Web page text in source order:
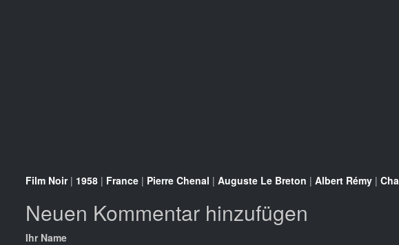
Film Noir| 1958 | France | Pierre Chenal | Auguste Le Breton | Albert Rémy |
Neuen Kommentar hinzufügen
Ihr Name